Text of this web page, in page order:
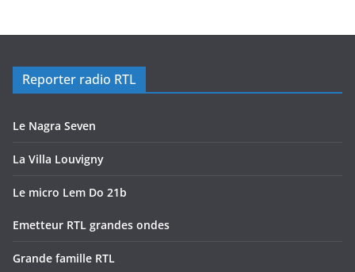
Reporter radio RTL
Le Nagra Seven
La Villa Louvigny
Le micro Lem Do 21b
Emetteur RTL grandes ondes
Grande famille RTL